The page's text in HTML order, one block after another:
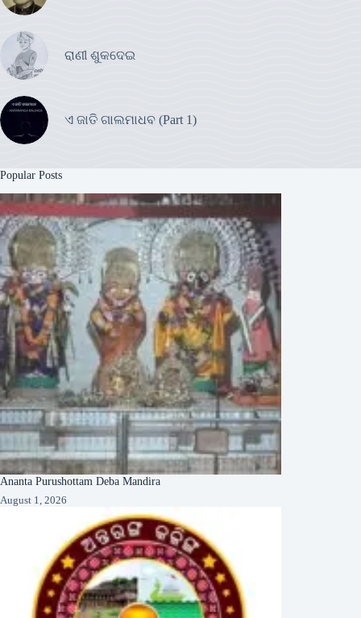
ରାଣୀ ଶୁକଦେଇ
ଏ ଜାତି ଗାଲମାଧବ (Part 1)
Popular Posts
Ananta Purushottam Deba Mandira
August 1, 2026